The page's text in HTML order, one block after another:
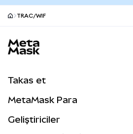
TRAC/WIF
Takas et
Perps
MetaMask Para
Geliştiriciler